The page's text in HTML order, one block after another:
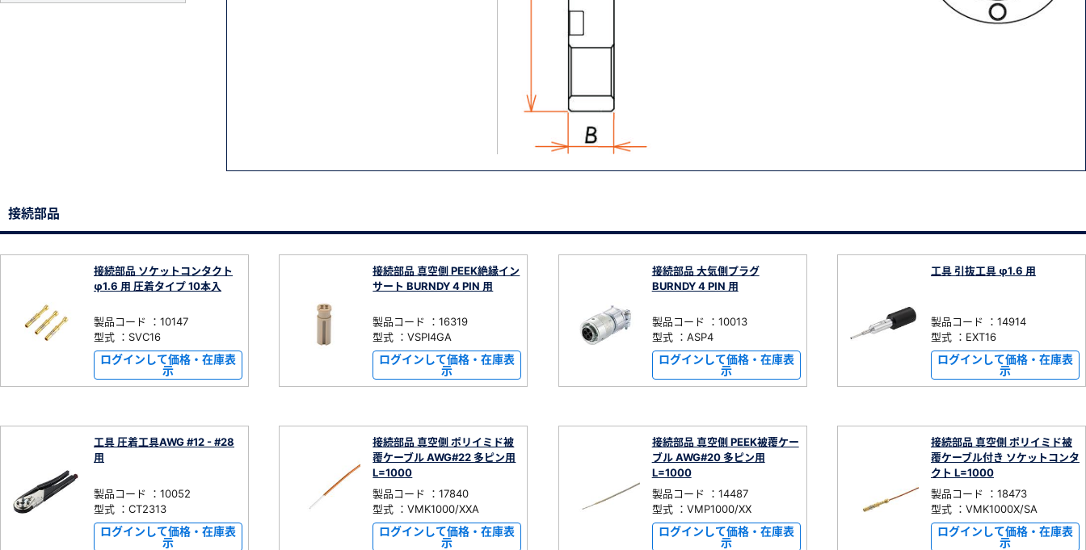
接続部品
接続部品 ソケットコンタクト
φ1.6 用 圧着タイプ 10本入
製品コード ：10147
型式 ：SVC16
ログインして価格・在庫表
示
接続部品 真空側 PEEK絶縁イン
サート BURNDY 4 PIN 用
製品コード ：16319
型式 ：VSPI4GA
ログインして価格・在庫表
示
接続部品 大気側プラグ
BURNDY 4 PIN 用
製品コード ：10013
型式 ：ASP4
ログインして価格・在庫表
示
工具 引抜工具 φ1.6 用
製品コード ：14914
型式 ：EXT16
ログインして価格・在庫表
示
工具 圧着工具AWG #12 - #28
用
製品コード ：10052
型式 ：CT2313
ログインして価格・在庫表
示
接続部品 真空側 ポリイミド被
覆ケーブル AWG#22 多ピン用
L=1000
製品コード ：17840
型式 ：VMK1000/XXA
ログインして価格・在庫表
示
接続部品 真空側 PEEK被覆ケー
ブル AWG#20 多ピン用
L=1000
製品コード ：14487
型式 ：VMP1000/XX
ログインして価格・在庫表
示
接続部品 真空側 ポリイミド被
覆ケーブル付き ソケットコンタ
クト L=1000
製品コード ：18473
型式 ：VMK1000X/SA
ログインして価格・在庫表
示